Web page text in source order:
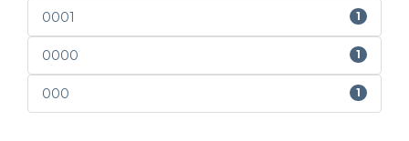
0001 1
0000 1
000 1